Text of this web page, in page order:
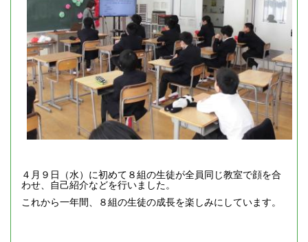
４月９日（水）に初めて８組の生徒が全員同じ教室で顔を合
わせ、自己紹介などを行いました。
これから一年間、８組の生徒の成長を楽しみにしています。